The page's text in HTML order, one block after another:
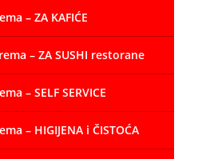
– ZA KAFIĆE
– ZA SUSHI restorane
– SELF SERVICE
– HIGIJENA i ČISTOĆA